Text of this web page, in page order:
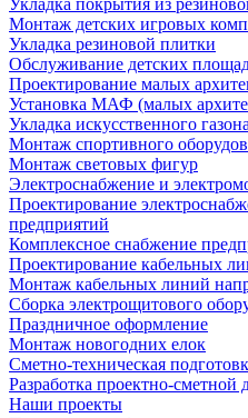
Укладка покрытия из
Монтаж детских игровых
Укладка резиновой плитки
Обслуживание детских
Проектирование малых
Установка МАФ (малых
Укладка искусственного газона
Монтаж спортивного
Монтаж световых фигур
Электроснабжение и
Проектирование
предприятий
Комплексное снабжение
Проектирование кабельных
Монтаж кабельных линий
Сборка электрощитового
Праздничное оформление
Монтаж новогодних елок
Сметно-техническая
Разработка проектно-сметной
Наши проекты